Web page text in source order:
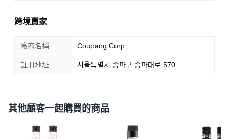
跨境賣家
廠商名稱 Coupang Corp.
註冊地址 서울특별시 송파구 송파대로 570
其他顧客一起購買的商品